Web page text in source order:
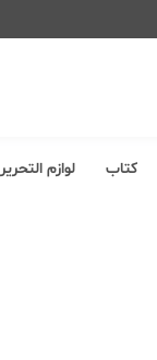
کتاب لوازم التحریر